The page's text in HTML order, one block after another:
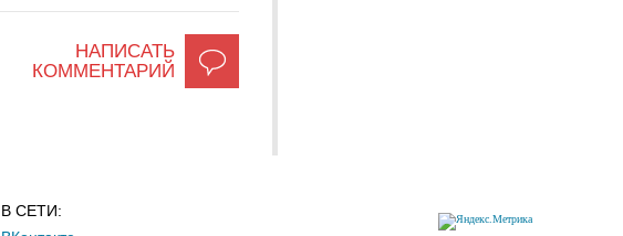
НАПИСАТЬ
КОММЕНТАРИЙ
В СЕТИ: